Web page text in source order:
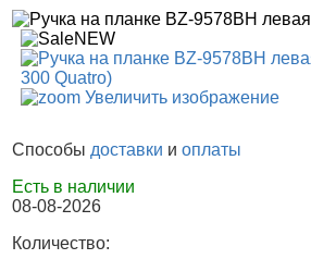
Увеличить изображение
Способы доставки иоплаты
Есть в наличии
08-08-2026
Количество: